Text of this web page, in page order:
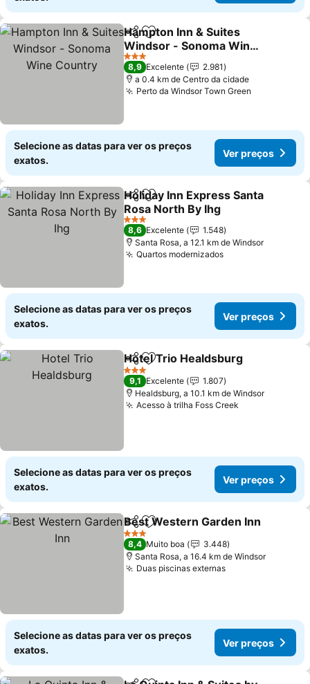
PartilharAdicionar aos favoritos
Hampton Inn & Suites
Windsor - Sonoma Wine
Country
Ver preços
3 Estrelas
8,9 Excelente
2.981
a 0.4 km de Centro da cidade
Perto da Windsor Town Green
Selecione as datas para ver os preços
exatos.
Ver preços
PartilharAdicionar aos favoritos
Holiday Inn Express Santa
Rosa North By Ihg
Ver preços
3 Estrelas
8,6 Excelente
1.548
Santa Rosa, a 12.1 km de Windsor
Quartos modernizadosVer preços
Selecione as datas para ver os preços
exatos.
Ver preços
PartilharAdicionar aos favoritos
Hotel Trio Healdsburg
3 Estrelas
9,1 Excelente
1.807
Healdsburg, a 10.1 km de Windsor
Acesso à trilha Foss Creek
Selecione as datas para ver os preços
exatos.
Ver preços
PartilharAdicionar aos favoritos
Best Western Garden Inn
3 Estrelas
8,4 Muito boa
3.448
Santa Rosa, a 16.4 km de Windsor
Duas piscinas externasVer preços
Selecione as datas para ver os preços
exatos.
Ver preços